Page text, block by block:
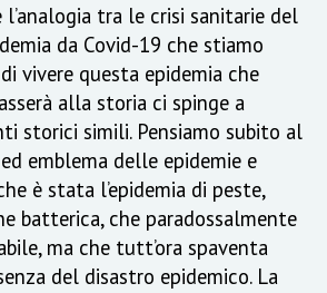
tra le crisi sanitarie del
da Covid-19 che stiamo
vivere questa epidemia che
alla storia ci spinge a
storici simili. Pensiamo subito al
emblema delle epidemie e
è stata l’epidemia di peste,
batterica, che paradossalmente
ma che tutt’ora spaventa
del disastro epidemico. La